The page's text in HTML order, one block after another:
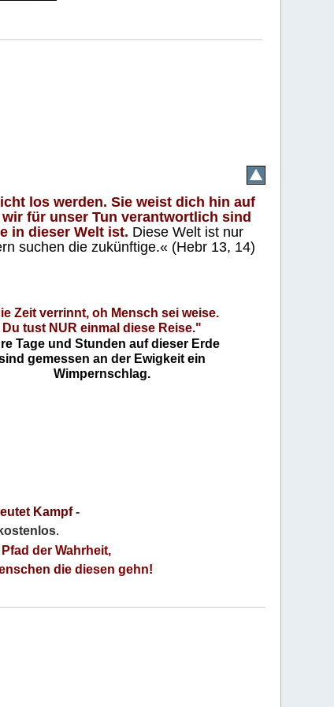
los werden. Sie weist dich hin auf
für unser Tun verantwortlich sind
in dieser Welt ist. Diese Welt ist nur
suchen die zukünftige.« (Hebr 13, 14)
Zeit verrinnt, oh Mensch sei weise.
Du tust NUR einmal diese Reise."
Tage und Stunden auf dieser Erde
gemessen an der Ewigkeit ein
Wimpernschlag.
Kampf-
.
der Wahrheit,
die diesen gehn!